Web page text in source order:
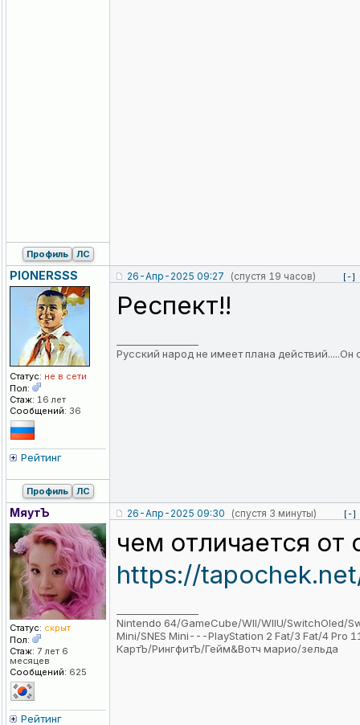
Профиль ЛС
PIONERSSS
Статус: не в сети
Пол:
Стаж: 16 лет
Сообщений: 36
Рейтинг
26-Апр-2025 09:27 (спустя 19 часов) [-]
Респект!!
Русский народ не имеет плана
Профиль ЛС
МяутЪ
Статус: скрыт
Пол:
Стаж: 7 лет 6
месяцев
Сообщений: 625
Рейтинг
26-Апр-2025 09:30 (спустя 3 минуты) [-]
чем отличается от
https://
Nintendo 64/GameCube/WII/WIIU/SwitchOled/
Mini/SNES Mini---PlayStation 2 Fat/3 Fat/4
КартЪ/РингфитЪ/Гейм&Вотч марио/зельда